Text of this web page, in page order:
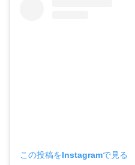
この投稿をInstagramで見る